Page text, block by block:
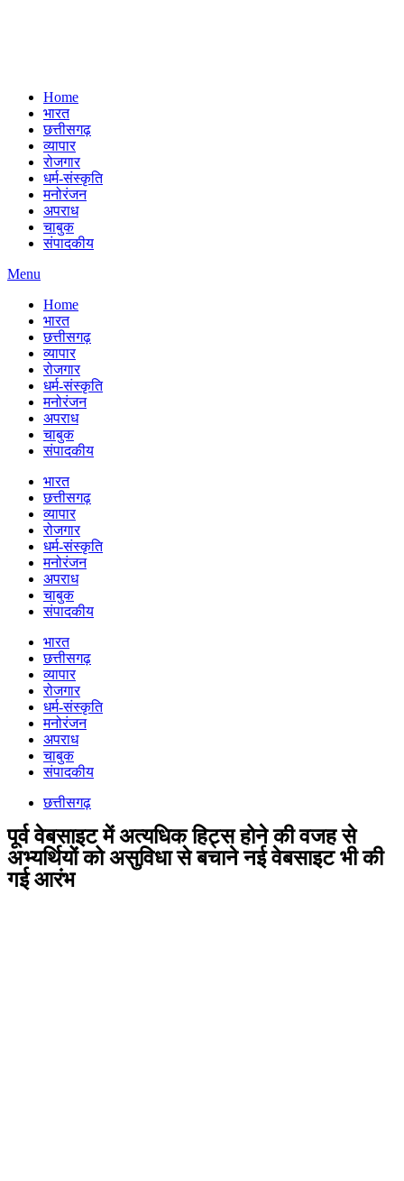
Home
भारत
छत्तीसगढ़
व्यापार
रोजगार
धर्म-संस्कृति
मनोरंजन
अपराध
चाबुक
संपादकीय
Menu
Home
भारत
छत्तीसगढ़
व्यापार
रोजगार
धर्म-संस्कृति
मनोरंजन
अपराध
चाबुक
संपादकीय
भारत
छत्तीसगढ़
व्यापार
रोजगार
धर्म-संस्कृति
मनोरंजन
अपराध
चाबुक
संपादकीय
भारत
छत्तीसगढ़
व्यापार
रोजगार
धर्म-संस्कृति
मनोरंजन
अपराध
चाबुक
संपादकीय
छत्तीसगढ़
पूर्व वेबसाइट में अत्यधिक हिट्स होने की वजह से
अभ्यर्थियों को असुविधा से बचाने नई वेबसाइट भी की
गई आरंभ